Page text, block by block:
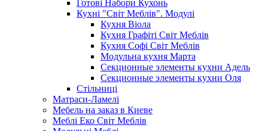
Готові Набори Кухонь
Кухні "Світ Меблів". Модулі
Кухня Віола
Кухня Графіті Світ Меблів
Кухня Софі Світ Меблів
Модульна кухня Марта
Секционные элементы кухни Адель
Секционные элементы кухни Оля
Стільниці
Матраси-Ламелі
Мебель на заказ в Киеве
Меблі Еко Світ Меблів